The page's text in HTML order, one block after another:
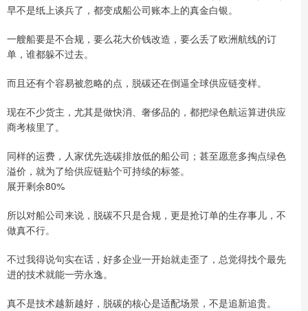
早不是纸上谈兵了，都变成船公司账本上的真金白银。
一艘船要是不合规，要么花大价钱改造，要么丢了欧洲航线的订
单，谁都躲不过去。
而且还有个容易被忽略的点，脱碳还在倒逼全球供应链变样。
现在不少货主，尤其是做快消、奢侈品的，都把绿色航运算进供应
商考核里了。
同样的运费，人家优先选碳排放低的船公司；甚至愿意多掏点绿色
溢价，就为了给供应链贴个可持续的标签。
展开剩余80%
所以对船公司来说，脱碳不只是合规，更是抢订单的生存事儿，不
做真不行。
不过我得说句实在话，好多企业一开始就走歪了，总觉得找个最先
进的技术就能一劳永逸。
真不是技术越新越好，脱碳的核心是适配场景，不是追新追贵。